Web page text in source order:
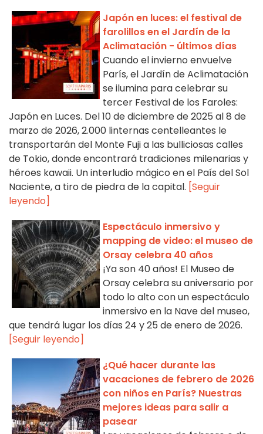
Japón en luces: el festival de
farolillos en el Jardín de la
Aclimatación - últimos días
Cuando el invierno envuelve
París, el Jardín de Aclimatación
se ilumina para celebrar su
tercer Festival de los Faroles:
Japón en Luces. Del 10 de diciembre de 2025 al 8 de
marzo de 2026, 2.000 linternas centelleantes le
transportarán del Monte Fuji a las bulliciosas calles
de Tokio, donde encontrará tradiciones milenarias y
héroes kawaii. Un interludio mágico en el País del Sol
Naciente, a tiro de piedra de la capital. [Seguir
leyendo]
Espectáculo inmersivo y
mapping de video: el museo de
Orsay celebra 40 años
¡Ya son 40 años! El Museo de
Orsay celebra su aniversario por
todo lo alto con un espectáculo
inmersivo en la Nave del museo,
que tendrá lugar los días 24 y 25 de enero de 2026.
[Seguir leyendo]
¿Qué hacer durante las
vacaciones de febrero de 2026
con niños en París? Nuestras
mejores ideas para salir a
pasear